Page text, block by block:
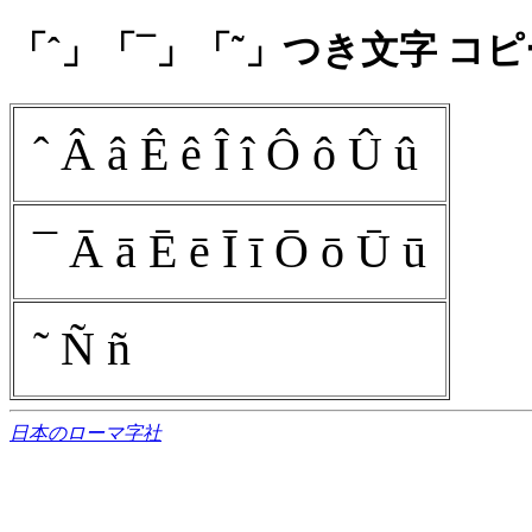
「ˆ」「¯」「˜」つき文字 コ
ˆ Â â Ê ê Î î Ô ô Û û
¯ Ā ā Ē ē Ī ī Ō ō Ū ū
˜ Ñ ñ
日本のローマ字社